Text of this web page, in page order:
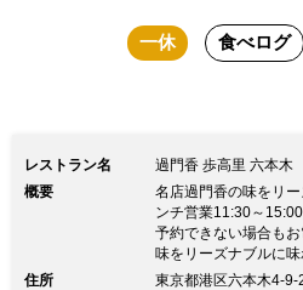
一休 食べログ
レストラン名
過門香 歩高里 六本木
概要
名店過門香の味をリ
ンチ営業11:30～
予約できない場合も
味をリーズナブルに
11:30～15:00／ディ
住所
東京都港区六本木4-9-